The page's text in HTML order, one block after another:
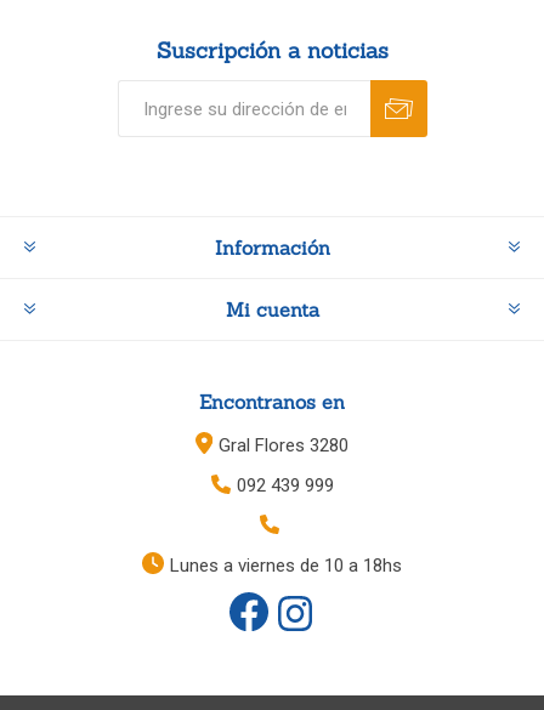
Suscripción a noticias
Información
Mi cuenta
Encontranos en
Gral Flores 3280
092 439 999
Lunes a viernes de 10 a 18hs